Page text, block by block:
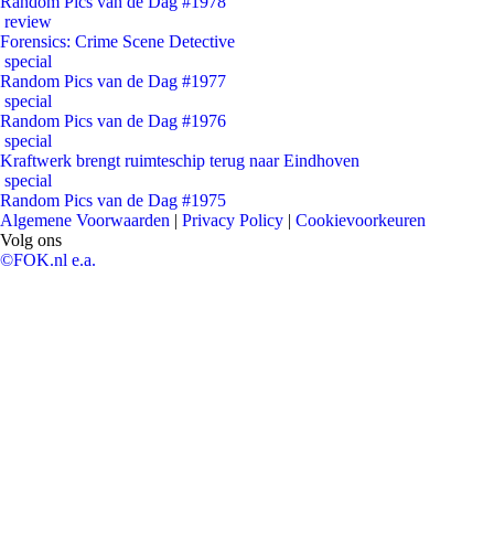
review
Forensics: Crime Scene Detective
special
Random Pics van de Dag #1977
special
Random Pics van de Dag #1976
special
Kraftwerk brengt ruimteschip terug naar Eindhoven
special
Random Pics van de Dag #1975
Algemene Voorwaarden | Privacy Policy | Cookievoorkeuren
Volg ons
©FOK.nl e.a.